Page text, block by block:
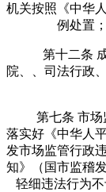
机关按照《中华
例处置
第十二条 成
院、、司法行政
第七条 市场监
落实好《中华人
发市场监管行政
知》（国市监稽
轻细违法行为